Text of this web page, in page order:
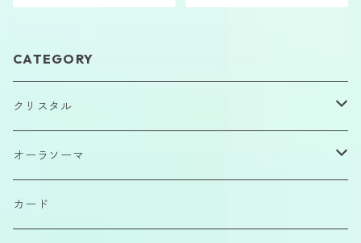
CATEGORY
クリスタル
原石
磨きもの
オーラソーマ
イクイリブリアムボトル
カード